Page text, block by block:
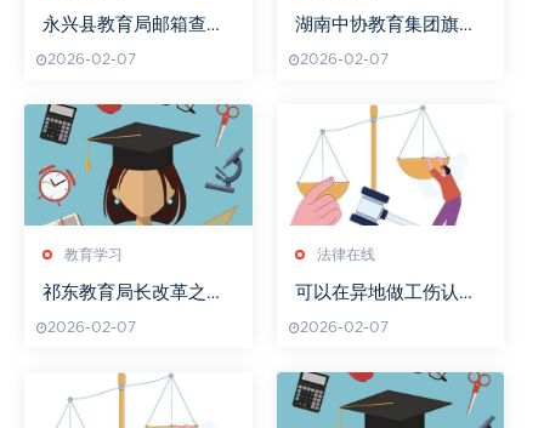
永兴县教育局邮箱查询
2026-02-07
湖南中协教育集团旗下
2026-02-07
教育学习
祁东教育局长改革之路
2026-02-07
法律在线
可以在异地做工伤认定
2026-02-07